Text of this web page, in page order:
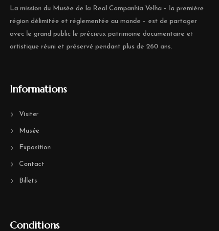
La mission du Musée de la Real Companhia Velha – la première
région délimitée et réglementée au monde – est de partager
avec le grand public le précieux patrimoine documentaire et
artistique réuni et préservé pendant plus de 260 ans.
Informations
Visiter
Musée
Exposition
Contact
Billets
Conditions